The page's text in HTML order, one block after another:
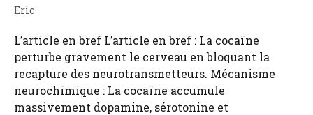
Eric
L’article en bref L’article en bref : La cocaïne
perturbe gravement le cerveau en bloquant la
recapture des neurotransmetteurs. Mécanisme
neurochimique : La cocaïne accumule
massivement dopamine, sérotonine et